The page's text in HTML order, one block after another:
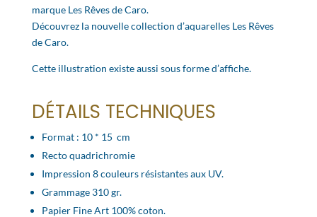
marque Les Rêves de Caro.
Découvrez la nouvelle collection d’aquarelles Les Rêves
de Caro.
Cette illustration existe aussi sous forme d’affiche.
DÉTAILS TECHNIQUES
Format : 10 * 15 cm
Recto quadrichromie
Impression 8 couleurs résistantes aux UV.
Grammage 310 gr.
Papier Fine Art 100% coton.